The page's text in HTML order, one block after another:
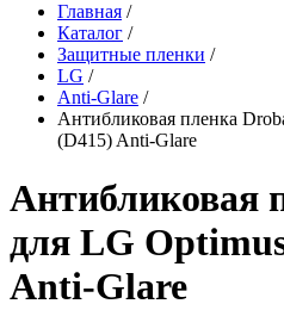
Главная /
Каталог /
Защитные пленки /
LG /
Anti-Glare /
Антибликовая пленка
(D415) Anti-Glare
Антибликовая
для LG
Anti-Glare